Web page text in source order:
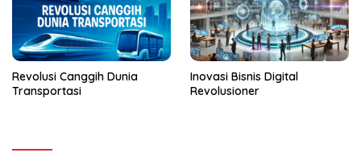
Revolusi Canggih Dunia
Transportasi
Inovasi Bisnis Digital
Revolusioner